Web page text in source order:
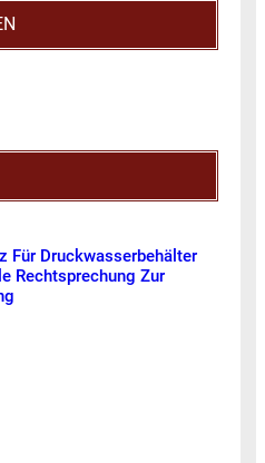
Für Druckwasserbehälter
Rechtsprechung Zur